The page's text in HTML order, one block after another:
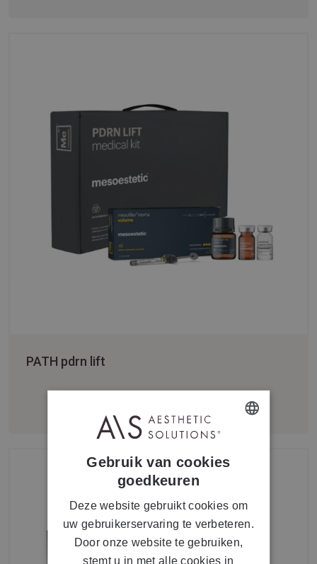
PATH pdrn lift
FRENCH
Gebruik van cookies
goedkeuren
Deze website gebruikt cookies om
uw gebruikerservaring te verbeteren.
Door onze website te gebruiken,
stemt u in met alle cookies in